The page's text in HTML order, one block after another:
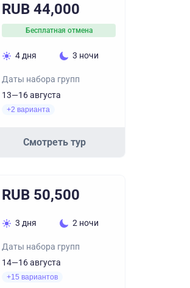
RUB 44,000
Бесплатная отмена
4 дня 3 ночи
Даты набора групп
13—16 августа
+2 варианта
Смотреть тур
RUB 50,500
3 дня 2 ночи
Даты набора групп
14—16 августа
+15 вариантов